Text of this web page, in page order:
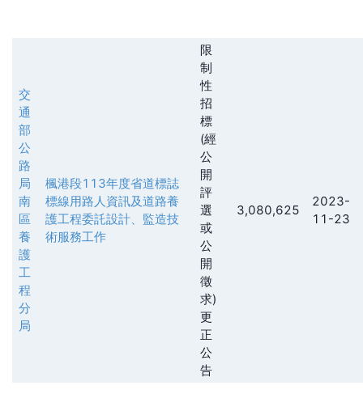
交
通
部
公
路
局
南
區
養
護
工
程
分
局
楓港段113年度省道標誌
標線用路人資訊及道路養
護工程委託設計、監造技
術服務工作
限
制
性
招
標
(經
公
開
評
選
或
公
開
徵
求)
更
正
公
告
3,080,625
2023-
11-23